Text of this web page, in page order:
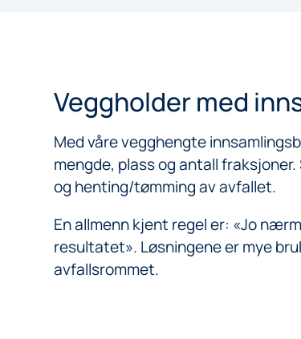
Veggholder med
Med våre vegghengte
mengde, plass og antall
og henting/tømming av avfallet.
En allmenn kjent regel er: «Jo
resultatet». Løsningene er mye
avfallsrommet.